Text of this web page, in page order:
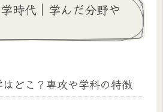
時代｜学んだ分野や
どこ？専攻や学科の特徴